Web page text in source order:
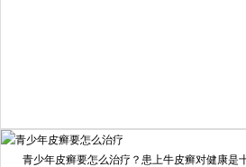
我要咨询我要预约
擅长：住院部主任 【个人简介】 肖建华，成都银康
青少年皮癣要怎么治疗？患上牛皮癣对健康是